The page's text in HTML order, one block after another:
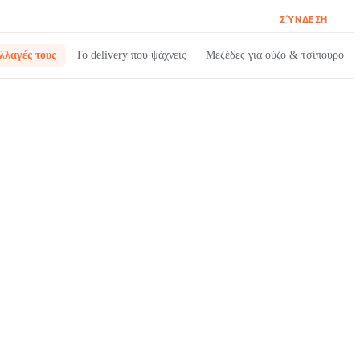
ΣΎΝΔΕΣΗ
τους Το delivery που ψάχνεις Μεζέδες για ούζο & τσίπουρο